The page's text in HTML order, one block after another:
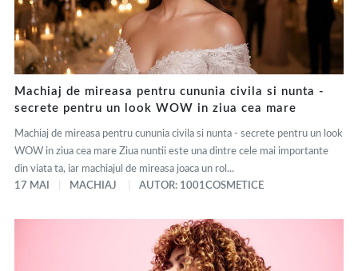
Machiaj de mireasa pentru cununia civila si nunta -
secrete pentru un look WOW in ziua cea mare
Machiaj de mireasa pentru cununia civila si nunta - secrete pentru un look
WOW in ziua cea mare Ziua nuntii este una dintre cele mai importante
din viata ta, iar machiajul de mireasa joaca un rol...
17 MAI
MACHIAJ AUTOR: 1001COSMETICE